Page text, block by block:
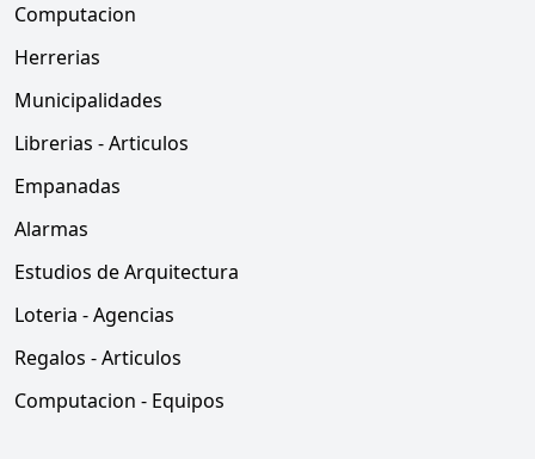
Computacion
Herrerias
Municipalidades
Librerias - Articulos
Empanadas
Alarmas
Estudios de Arquitectura
Loteria - Agencias
Regalos - Articulos
Computacion - Equipos